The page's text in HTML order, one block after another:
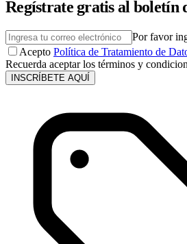
Regístrate gratis al boletín
Por favor
Acepto Política de Tratamiento de
Recuerda aceptar los términos y
INSCRÍBETE AQUÍ